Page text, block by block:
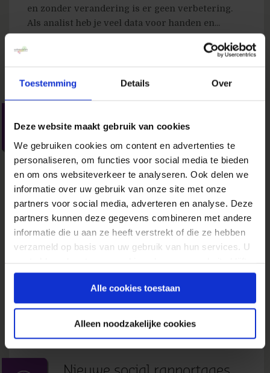
Toestemming Details Over
Deze website maakt gebruik van cookies
We gebruiken cookies om content en advertenties te
personaliseren, om functies voor social media te bieden
en om ons websiteverkeer te analyseren. Ook delen we
informatie over uw gebruik van onze site met onze
partners voor social media, adverteren en analyse. Deze
partners kunnen deze gegevens combineren met andere
informatie die u aan ze heeft verstrekt of die ze hebben
verzameld op basis van uw gebruik van hun services. U
gebruiken.
Alle cookies toestaan
Alleen noodzakelijke cookies
en zonder verandering is er geen verbetering.
Als analist heb je veel data voor handen en...
nieuwe Google Analytics
2 augustus 2012 Wilbert Pot inNieuws
Analisten, marketeers en beslissers willen
inzicht in het online gedrag van klanten en
gebruikers over een langere periode en over
meerdere devices, terwijl de meeste
analysepakketten zijn gebaseerd op het meten
van individuele sessies op één enkel device. De
» Lees meer van 'Verbluffende mogelijkheden
nieuwe Google Analytics'